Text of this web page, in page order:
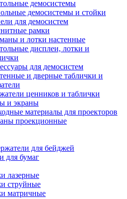
демосистемы
демосистемы и стойки
для демосистем
рамки
и лотки настенные
дисплеи, лотки и
для демосистем
и дверные таблички и
ценников и таблички
и экраны
материалы для проекторов
проекционные
для бейджей
для бумаг
лазерные
струйные
матричные